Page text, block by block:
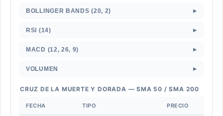
BOLLINGER BANDS (20, 2) ▸
RSI (14) ▸
MACD (12, 26, 9) ▸
VOLUMEN ▸
CRUZ DE LA MUERTE Y DORADA — SMA 50 / SMA 200
FECHA TIPO PRECIO